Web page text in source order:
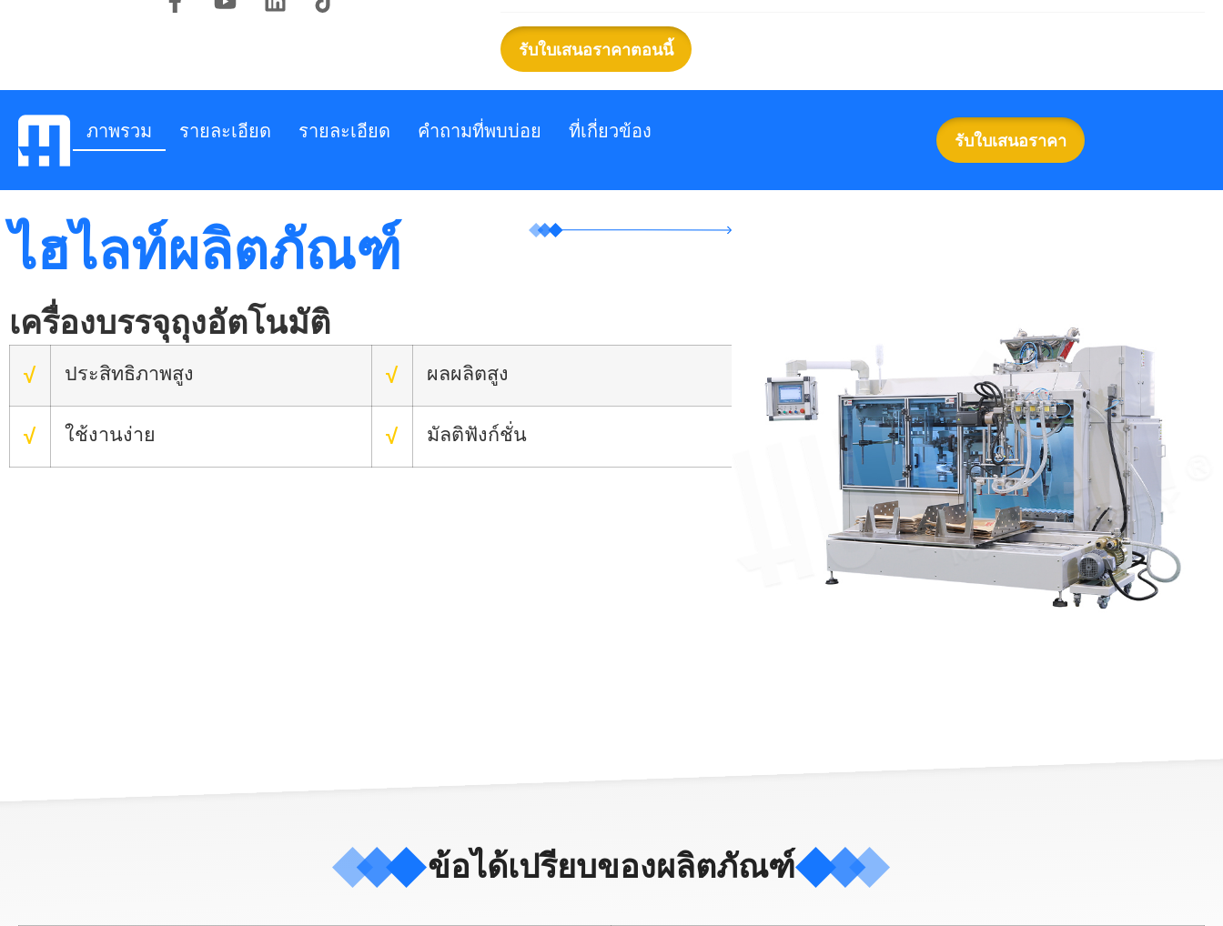
รับใบเสนอราคาตอนนี้
ภาพรวม รายละเอียด รายละเอียด คำถามที่พบบ่อย ที่เกี่ยวข้อง รับใบเสนอราคา
ไฮไลท์ผลิตภัณฑ์
เครื่องบรรจุถุงอัตโนมัติ
√ ประสิทธิภาพสูง √ ผลผลิตสูง
√ ใช้งานง่าย √ มัลติฟังก์ชั่น
ข้อได้เปรียบของผลิตภัณฑ์